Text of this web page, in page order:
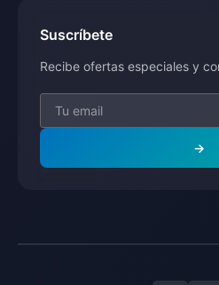
Suscríbete
Recibe ofertas especiales y
→